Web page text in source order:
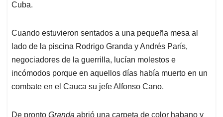
Cuba.
Cuando estuvieron sentados a una pequeña mesa al
lado de la piscina Rodrigo Granda y Andrés París,
negociadores de la guerrilla, lucían molestos e
incómodos porque en aquellos días había muerto en un
combate en el Cauca su jefe Alfonso Cano.
De pronto Granda abrió una carpeta de color habano y